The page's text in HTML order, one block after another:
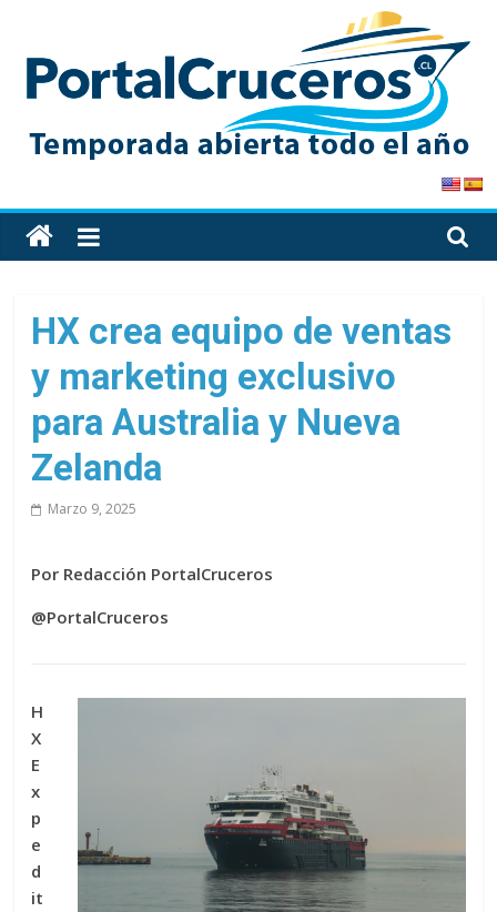
content
PortalCruceros
Toda
la
de
cruceros
en
un
solo
sitio
HX crea equipo de ventas
y marketing exclusivo
para Australia y Nueva
Zelanda
Marzo 9, 2025
Por Redacción PortalCruceros
@PortalCruceros
H
X
E
x
p
e
d
it